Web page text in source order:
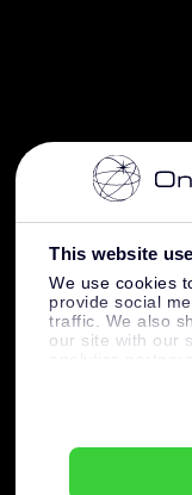
This website
We use cookies
provide social
traffic. We also
our site with our
information that